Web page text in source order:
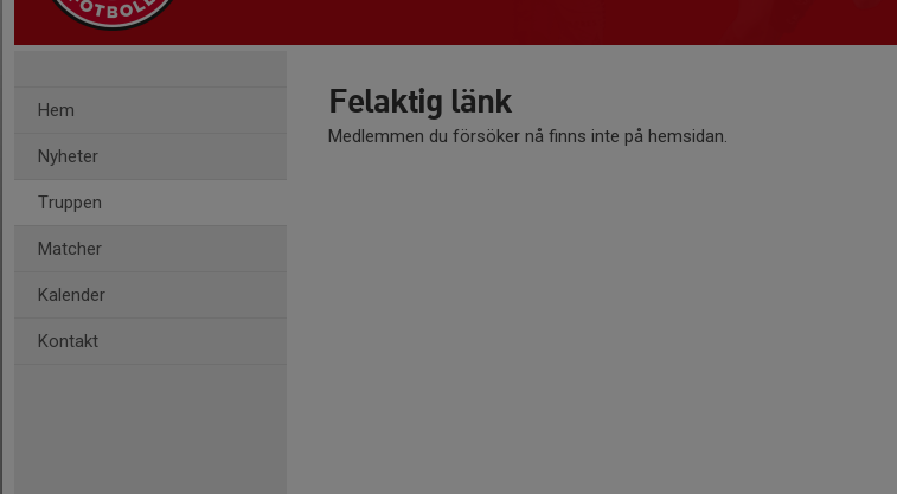
Hem
Nyheter
Truppen
Matcher
Kalender
Kontakt
Felaktig länk
Medlemmen du försöker nå finns inte på hemsidan.